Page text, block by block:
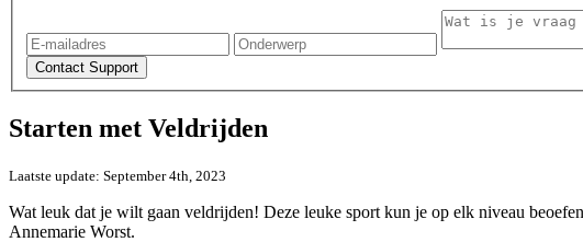
Starten met Veldrijden
Laatste update: September 4th, 2023
Wat leuk dat je wilt gaan veldrijden! Deze leuke sport kun je op elk niveau
Annemarie Worst.